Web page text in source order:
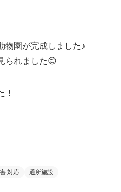
物園が完成しました♪
られました😊
！
対応 通所施設